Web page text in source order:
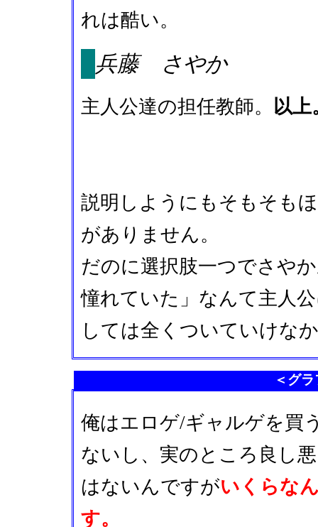
れは酷い。
兵藤 さやか
主人公達の担任教師。 以上
説明しようにもそもそも
がありません。
だのに選択肢一つでさや
憧れていた」なんて主人
しては全くついていけな
＜グ
俺はエロゲ/ギャルゲを買
ないし、実のところ良し
はないんですがいくらな
す。